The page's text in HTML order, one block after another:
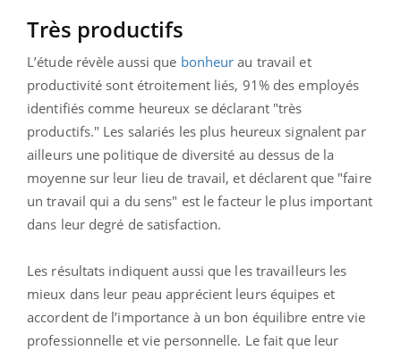
Très productifs
L’étude révèle aussi que bonheur au travail et
productivité sont étroitement liés, 91% des employés
identifiés comme heureux se déclarant "très
productifs." Les salariés les plus heureux signalent par
ailleurs une politique de diversité au dessus de la
moyenne sur leur lieu de travail, et déclarent que "faire
un travail qui a du sens" est le facteur le plus important
dans leur degré de satisfaction.
Les résultats indiquent aussi que les travailleurs les
mieux dans leur peau apprécient leurs équipes et
accordent de l’importance à un bon équilibre entre vie
professionnelle et vie personnelle. Le fait que leur